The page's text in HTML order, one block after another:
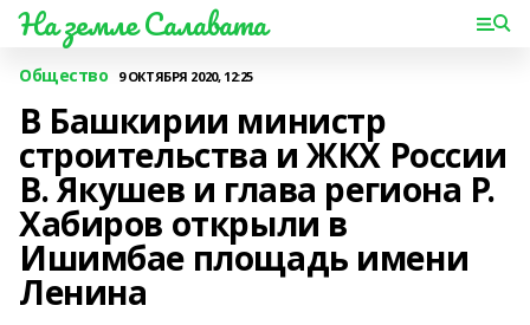
На земле Салавата
Общество 9 ОКТЯБРЯ 2020, 12:25
В Башкирии министр
строительства и ЖКХ России
В. Якушев и глава региона Р.
Хабиров открыли в
Ишимбае площадь имени
Ленина